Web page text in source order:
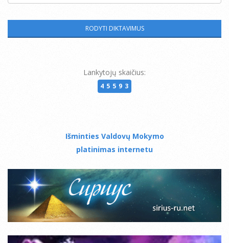
Lankytojų skaičius:
45593
Išminties Valdovų Mokymo
platinimas internetu